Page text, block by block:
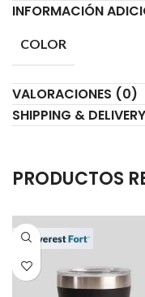
INFORMACIÓN
COLOR
VALORACIONES (0)
SHIPPING & DELIVERY
PRODUCTOS